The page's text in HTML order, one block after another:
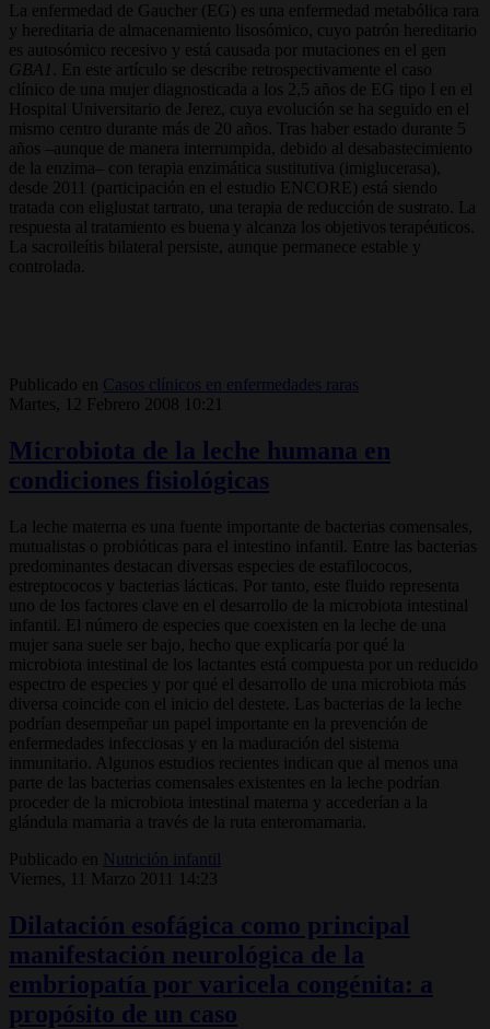
La enfermedad de Gaucher (EG) es una enfermedad metabólica rara
y hereditaria de almacenamiento lisosómico, cuyo patrón hereditario
es autosómico recesivo y está causada por mutaciones en el gen
GBA1
. En este artículo se describe retrospectivamente el caso
clínico de una mujer diagnosticada a los 2,5 años de EG tipo I en el
Hospital Universitario de Jerez, cuya evolución se ha seguido en el
mismo centro durante más de 20 años. Tras haber estado durante 5
años –aunque de manera interrumpida, debido al desabastecimiento
de la enzima– con terapia enzimática sustitutiva (imiglucerasa),
desde 2011 (participación en el estudio ENCORE) está siendo
tratada con eli glustat tartrato, una terapia de reducción de sustrato. La
respuesta al tratamiento es buena y alcanza los objetivos terapéuticos.
La sacroileítis bilateral persiste, aunque permanece estable y
controlada.
Publicado en
Casos clínicos en enfermedades raras
Martes, 12 Febrero 2008 10:21
Microbiota de la leche humana en
condiciones fisiológicas
La leche materna es una fuente importante de bacterias comensales,
mutualistas o probióticas para el intestino infantil. Entre las bacterias
predominantes destacan diversas especies de estafilococos,
estreptococos y bacterias lácticas. Por tanto, este fluido representa
uno de los factores clave en el desarrollo de la microbiota intestinal
infantil. El número de especies que coexisten en la leche de una
mujer sana suele ser bajo, hecho que explicaría por qué la
microbiota intestinal de los lactantes está compuesta por un reducido
espectro de especies y por qué el desarrollo de una microbiota más
diversa coin­cide con el inicio del destete. Las bacterias de la leche
podrían desempeñar un papel importante en la prevención de
enfermedades infecciosas y en la maduración del sistema
inmunitario. Algunos estudios recientes indican que al menos una
parte de las bacterias comensales existentes en la leche podrían
proceder de la microbiota intestinal materna y accederían a la
glándula mamaria a través de la ruta enteromamaria.
Publicado en
Nutrición infantil
Viernes, 11 Marzo 2011 14:23
Dilatación esofágica como principal
manifestación neurológica de la
embriopatía por varicela congénita: a
propósito de un caso